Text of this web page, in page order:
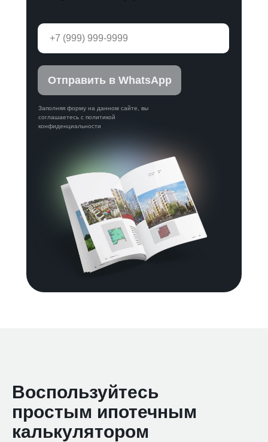
Заполняя форму на данном сайте, вы
соглашаетесь с политикой
конфиденциальности
Отправить в WhatsApp
Воспользуйтесь
простым ипотечным
калькулятором